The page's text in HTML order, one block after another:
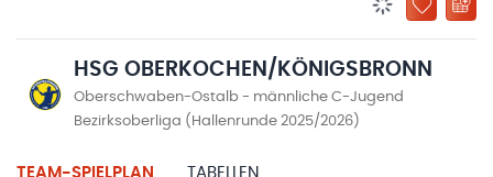
ZU
HSG OBERKOCHEN/KÖNIGSBRONN
Oberschwaben-Ostalb - männliche C-Jugend
Bezirksoberliga (Hallenrunde 2025/2026)
TEAM-SPIELPLAN TABELLEN